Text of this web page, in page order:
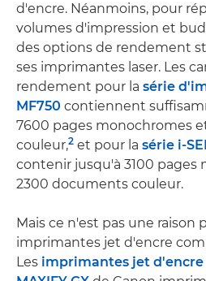
d'encre. Néanmoins, pour
volumes d'impression et
des options de rendement
ses imprimantes laser. Les
rendement pour la série
MF750 contiennent
7600 pages monochromes
couleur,2 et pour la série i-
contenir jusqu'à 3100 pages
2300 documents couleur.
Mais ce n'est pas une raison
imprimantes jet d'encre
Les imprimantes jet d'encre